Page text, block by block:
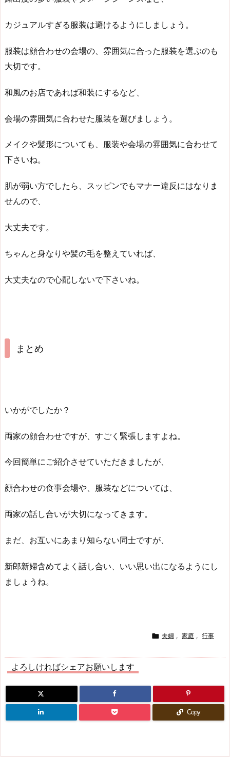
カジュアルすぎる服装は避けるようにしましょう。
服装は顔合わせの会場の、雰囲気に合った服装を選ぶのも
大切です。
和風のお店であれば和装にするなど、
会場の雰囲気に合わせた服装を選びましょう。
メイクや髪形についても、服装や会場の雰囲気に合わせて
下さいね。
肌が弱い方でしたら、スッピンでもマナー違反にはなりま
せんので、
大丈夫です。
ちゃんと身なりや髪の毛を整えていれば、
大丈夫なので心配しないで下さいね。
まとめ
いかがでしたか？
両家の顔合わせですが、すごく緊張しますよね。
今回簡単にご紹介させていただきましたが、
顔合わせの食事会場や、服装などについては、
両家の話し合いが大切になってきます。
まだ、お互いにあまり知らない同士ですが、
新郎新婦含めてよく話し合い、いい思い出になるようにし
ましょうね。
 夫婦 , 家庭 , 行事
よろしければシェアお願いします
Copy